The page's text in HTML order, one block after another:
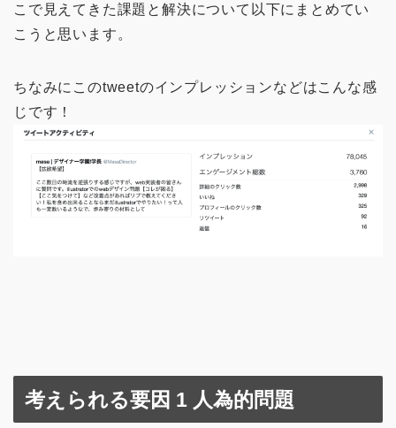
こで見えてきた課題と解決について以下にまとめてい
こうと思います。
ちなみにこのtweetのインプレッションなどはこんな感
じです！
考えられる要因 1 人為的問題